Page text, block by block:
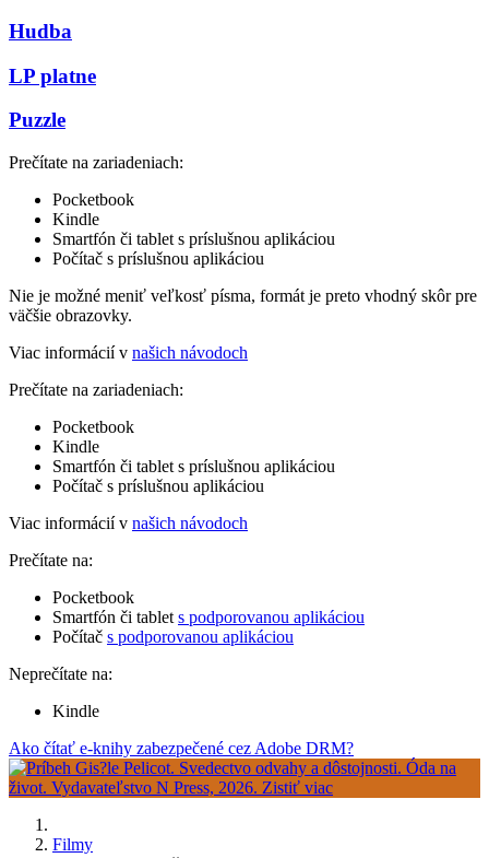
Hudba
LP platne
Puzzle
Prečítate na zariadeniach:
Pocketbook
Kindle
Smartfón či tablet s príslušnou aplikáciou
Počítač s príslušnou aplikáciou
Nie je možné meniť veľkosť písma, formát je preto vhodný skôr pre
väčšie obrazovky.
Viac informácií v našich návodoch
Prečítate na zariadeniach:
Pocketbook
Kindle
Smartfón či tablet s príslušnou aplikáciou
Počítač s príslušnou aplikáciou
Viac informácií v našich návodoch
Prečítate na:
Pocketbook
Smartfón či tablet s podporovanou aplikáciou
Počítač s podporovanou aplikáciou
Neprečítate na:
Kindle
Ako čítať e-knihy zabezpečené cez Adobe DRM?
Filmy